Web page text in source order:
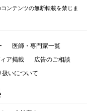
ンテンツの無断転載を禁じま
医師・専門家一覧
ア掲載
広告のご相談
いについて